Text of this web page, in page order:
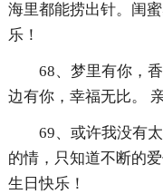
海里都能捞出针。闺
乐！
68、梦里有你，
边有你，幸福无比。
69、或许我没有
的情，只知道不断的
生日快乐！